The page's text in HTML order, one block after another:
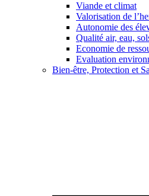
Viande et climat
Valorisation de
Autonomie des
Qualité air, eau,
Economie de
Evaluation
Bien-être, Protection et